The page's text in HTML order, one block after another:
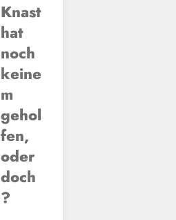
Knast
hat
noch
keine
m
gehol
fen,
oder
doch
?